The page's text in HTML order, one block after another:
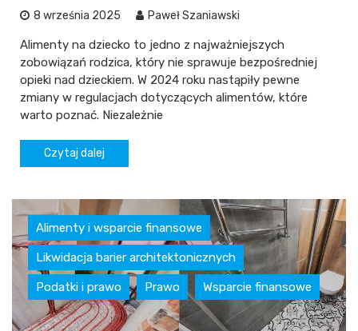
8 września 2025 Paweł Szaniawski
Alimenty na dziecko to jedno z najważniejszych
zobowiązań rodzica, który nie sprawuje bezpośredniej
opieki nad dzieckiem. W 2024 roku nastąpiły pewne
zmiany w regulacjach dotyczących alimentów, które
warto poznać. Niezależnie
Czytaj dalej
Alimenty i wsparcie finansowe
Likwidacja barier architektonicznych
Podatki i prawo Prawo Wsparcie finansowe